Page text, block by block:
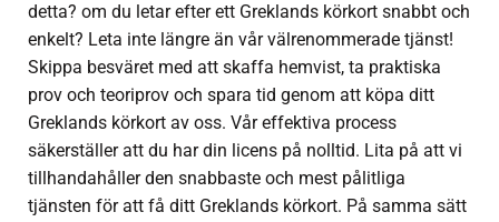
detta? om du letar efter ett Greklands körkort snabbt och
enkelt? Leta inte längre än vår välrenommerade tjänst!
Skippa besväret med att skaffa hemvist, ta praktiska
prov och teoriprov och spara tid genom att köpa ditt
Greklands körkort av oss. Vår effektiva process
säkerställer att du har din licens på nolltid. Lita på att vi
tillhandahåller den snabbaste och mest pålitliga
tjänsten för att få ditt Greklands körkort. På samma sätt